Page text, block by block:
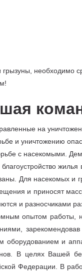
необходимо
на
и уничтожению
с насекомыми.
Для насекомых и
и приносят
и разносчиками
опытом работы,
и
В целях Вашей
Федерации. В